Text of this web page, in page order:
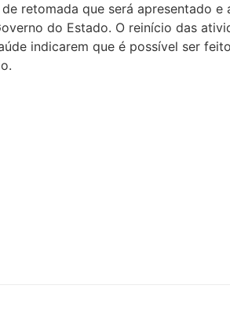
retomada que será apresentado e
do Estado. O reinício das
indicarem que é possível ser